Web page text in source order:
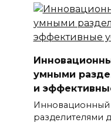
умными
и
Инновационный
разделителями